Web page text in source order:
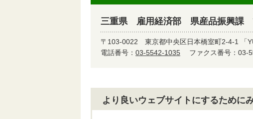
三重県 雇用経済部 県産品振興課
〒103-0022 東京都中央区日本橋室町2-4-1 「
電話番号： 03-5542-1035 ファクス番号：
より良いウェブサイトにするために